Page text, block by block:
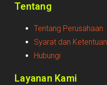
Tentang
Tentang Perusahaan
Syarat dan Ketentuan
Hubungi
Layanan Kami